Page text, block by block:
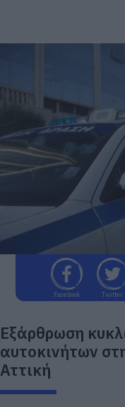
Facebook Twitter
Εξάρθρωση
αυτοκινήτων
Αττική